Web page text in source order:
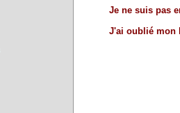
Je ne suis pas
J'ai oublié mon